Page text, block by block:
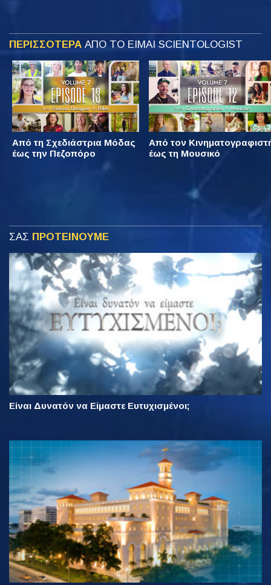
ΠΕΡΙΣΣΟΤΕΡΑ ΑΠΟ ΤΟ ΕΙΜΑΙ SCIENTOLOGIST
Από τη Σχεδιάστρια Μόδας
έως την Πεζοπόρο
Από τον
έως τη Μουσικό
ΣΑΣ ΠΡΟΤΕΙΝΟΥΜΕ
Είναι Δυνατόν να Είμαστε Ευτυχισμένοι;